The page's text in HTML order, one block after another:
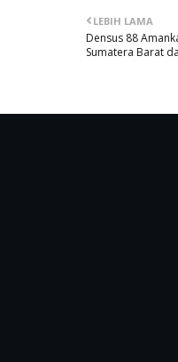
LEBIH LAMA
Densus 88
Sumatera Barat